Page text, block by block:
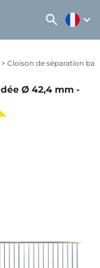
search expand_more
Cloison de séparation
Ø 42,4 mm -